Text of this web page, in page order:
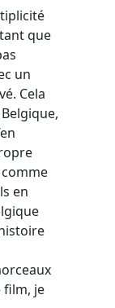
que
un
Cela
en
film, je